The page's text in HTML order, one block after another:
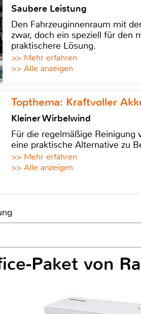
Saubere Leistung
Den Fahrzeuginnenraum mit
zwar, doch ein speziell für den
praktischere Lösung.
>> Mehr erfahren
>> Alle anzeigen
Topthema: Kraftvoller
Kleiner Wirbelwind
Für die regelmäßige Reinigung
eine praktische Alternative zu
>> Mehr erfahren
>> Alle anzeigen
Paket von